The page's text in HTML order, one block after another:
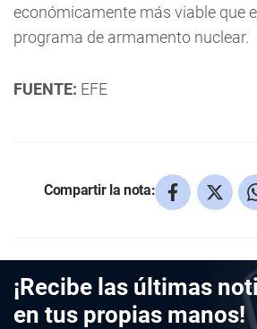
económicamente más viable que
programa de armamento nuclear.
FUENTE: EFE
Compartir la nota:
¡Recibe las últimas
en tus propias manos!